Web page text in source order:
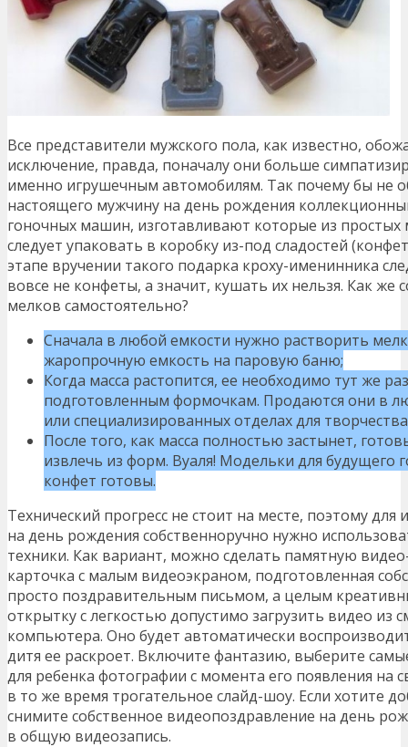
Все представители мужского пола, как известно,
исключение, правда, поначалу они больше
именно игрушечным автомобилям. Так почему бы не
настоящего мужчину на день рождения
гоночных машин, изготавливают которые из простых
следует упаковать в коробку из-под сладостей
этапе вручении такого подарка кроху-именинника
вовсе не конфеты, а значит, кушать их нельзя. Как
мелков самостоятельно?
Сначала в любой емкости нужно растворить
жаропрочную емкость на паровую баню;
Когда масса растопится, ее необходимо тут же
подготовленным формочкам. Продаются они в
или специализированных отделах для
После того, как масса полностью застынет,
извлечь из форм. Вуаля! Модельки для будущего
конфет готовы.
Технический прогресс не стоит на месте, поэтому
на день рождения собственноручно нужно
техники. Как вариант, можно сделать памятную
карточка с малым видеоэкраном, подготовленная
просто поздравительным письмом, а целым
открытку с легкостью допустимо загрузить видео из
компьютера. Оно будет автоматически
дитя ее раскроет. Включите фантазию, выберите
для ребенка фотографии с момента его появления на
в то же время трогательное слайд-шоу. Если хотите
снимите собственное видеопоздравление на день
в общую видеозапись.